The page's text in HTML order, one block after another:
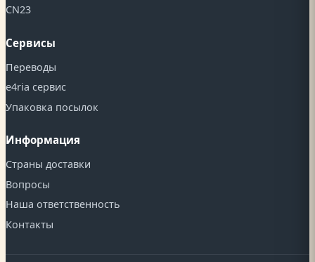
CN23
Сервисы
Переводы
e4ria сервис
Упаковка посылок
Информация
Страны доставки
Вопросы
Наша ответственность
Контакты